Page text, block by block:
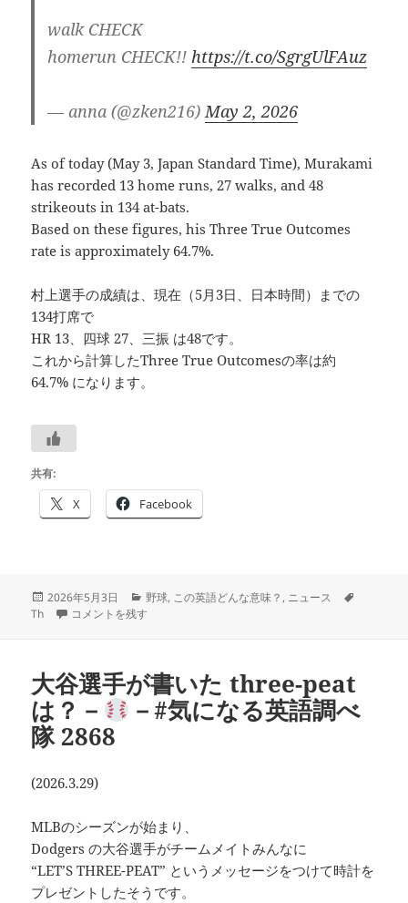
walk CHECK
homerun CHECK!! https://t.co/SgrgUlFAuz
— anna (@zken216)May 2, 2026
As of today (May 3, Japan Standard Time), Murakami
has recorded 13 home runs, 27 walks, and 48
strikeouts in 134 at-bats.
Based on these figures, his Three True Outcomes
rate is approximately 64.7%.
村上選手の成績は、現在（5月3日、日本時間）までの
134打席で
HR 13、四球 27、三振 は48です。
これから計算したThree True Outcomesの率は約
64.7% になります。
共有:
X Facebook
投
稿
2026年5月3日
カ
テ
野球, この英語どんな意味？, ニュース
Th 村上選手：Three True Outcomes －
コメントを残す
大谷選手が書いた three-peat
は？－
－#気になる英語調べ
隊 2868
(2026.3.29)
MLBのシーズンが始まり、
Dodgers の大谷選手がチームメイトみんなに
“LET’S THREE-PEAT” というメッセージをつけて時計を
プレゼントしたそうです。